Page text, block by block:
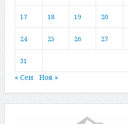
17 18 19 20
24 25 26 27
31
« Сен Ноя »